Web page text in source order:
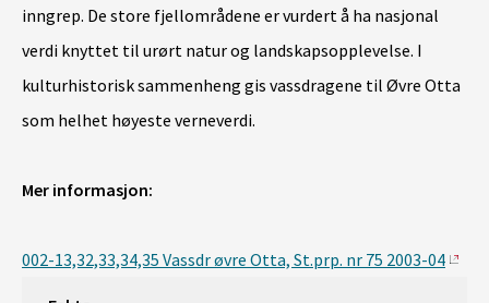
inngrep. De store fjellområdene er vurdert å ha nasjonal
verdi knyttet til urørt natur og landskapsopplevelse. I
kulturhistorisk sammenheng gis vassdragene til Øvre Otta
som helhet høyeste verneverdi.
Mer informasjon:
002-13,32,33,34,35 Vassdr øvre Otta, St.prp. nr 75 2003-04